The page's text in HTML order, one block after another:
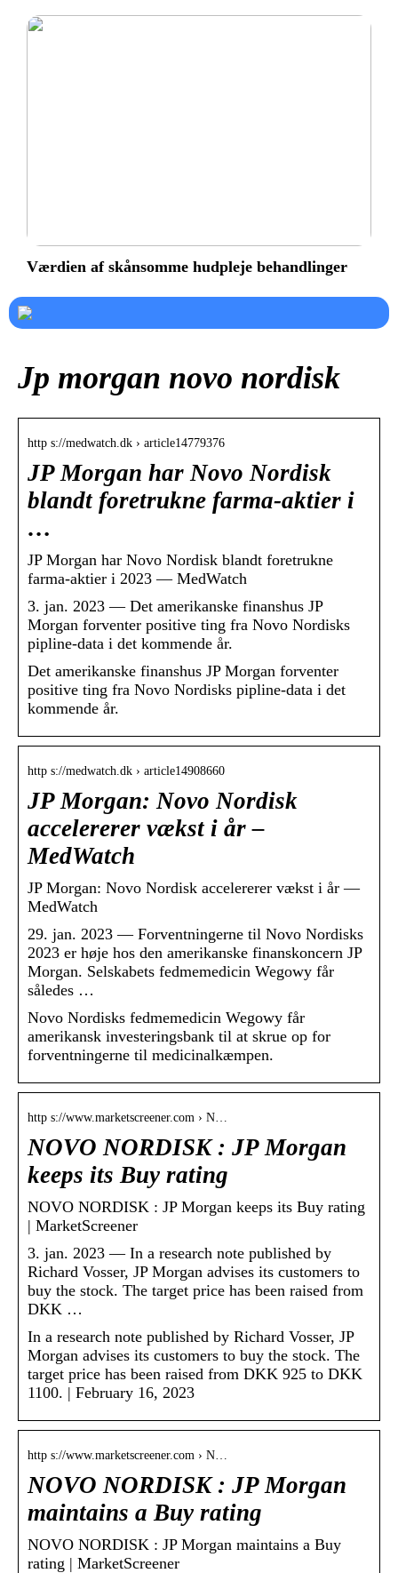
Værdien af skånsomme hudpleje behandlinger
Jp morgan novo nordisk
http s://medwatch.dk › article14779376
JP Morgan har Novo Nordisk
blandt foretrukne farma-aktier i
…
JP Morgan har Novo Nordisk blandt foretrukne
farma-aktier i 2023 — MedWatch
3. jan. 2023 — Det amerikanske finanshus JP
Morgan forventer positive ting fra Novo Nordisks
pipline-data i det kommende år.
Det amerikanske finanshus JP Morgan forventer
positive ting fra Novo Nordisks pipline-data i det
kommende år.
http s://medwatch.dk › article14908660
JP Morgan: Novo Nordisk
accelererer vækst i år –
MedWatch
JP Morgan: Novo Nordisk accelererer vækst i år —
MedWatch
29. jan. 2023 — Forventningerne til Novo Nordisks
2023 er høje hos den amerikanske finanskoncern JP
Morgan. Selskabets fedmemedicin Wegowy får
således …
Novo Nordisks fedmemedicin Wegowy får
amerikansk investeringsbank til at skrue op for
forventningerne til medicinalkæmpen.
http s://www.marketscreener.com › N…
NOVO NORDISK : JP Morgan
keeps its Buy rating
NOVO NORDISK : JP Morgan keeps its Buy rating
| MarketScreener
3. jan. 2023 — In a research note published by
Richard Vosser, JP Morgan advises its customers to
buy the stock. The target price has been raised from
DKK …
In a research note published by Richard Vosser, JP
Morgan advises its customers to buy the stock. The
target price has been raised from DKK 925 to DKK
1100. | February 16, 2023
http s://www.marketscreener.com › N…
NOVO NORDISK : JP Morgan
maintains a Buy rating
NOVO NORDISK : JP Morgan maintains a Buy
rating | MarketScreener